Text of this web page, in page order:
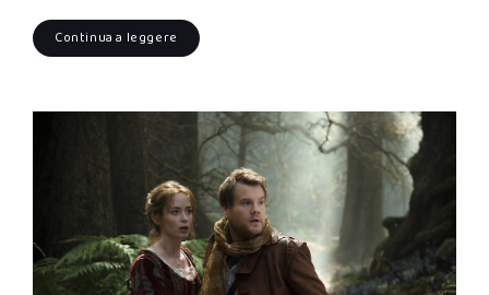
Continua a leggere